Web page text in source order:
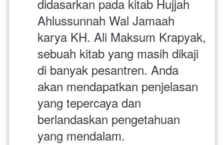
didasarkan pada kitab Hujjah
Ahlussunnah Wal Jamaah
karya KH. Ali Maksum Krapyak,
sebuah kitab yang masih dikaji
di banyak pesantren. Anda
akan mendapatkan penjelasan
yang tepercaya dan
berlandaskan pengetahuan
yang mendalam.